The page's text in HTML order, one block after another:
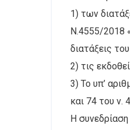
1) των
Ν.4555/2018
διατάξεις
2) τις
3) Το υπ’
και 74 του ν.
Η συνεδρίαση